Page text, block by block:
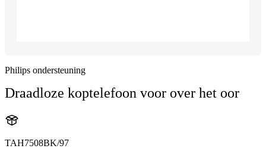
Philips ondersteuning
Draadloze koptelefoon voor over het oor
TAH7508BK/97